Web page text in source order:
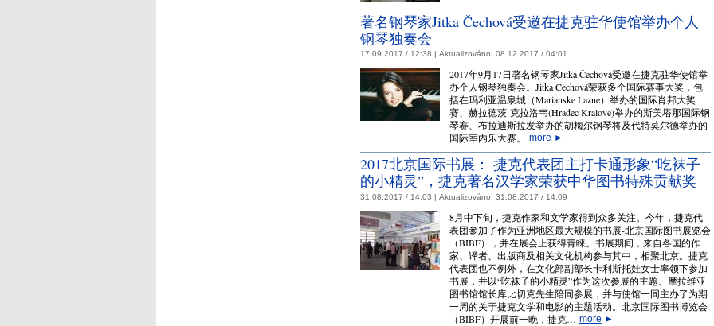
著名钢琴家Jitka Čechová受邀在捷克驻华使馆举办个人
钢琴独奏会
17.09.2017 / 12:38 | Aktualizováno: 08.12.2017 / 04:01
2017年9月17日著名钢琴家Jitka Čechová受邀在捷克驻华使馆举
办个人钢琴独奏会。Jitka Čechová荣获多个国际赛事大奖，包
括在玛利亚温泉城（Marianske Lazne）举办的国际肖邦大奖
赛、赫拉德茨-克拉洛韦(Hradec Kralove)举办的斯美塔那国际钢
琴赛、布拉迪斯拉发举办的胡梅尔钢琴将及代特莫尔德举办的
国际室内乐大赛。
more ►
2017北京国际书展： 捷克代表团主打卡通形象“吃袜子
的小精灵”，捷克著名汉学家荣获中华图书特殊贡献奖
31.08.2017 / 14:03 | Aktualizováno: 31.08.2017 / 14:09
8月中下旬，捷克作家和文学家得到众多关注。今年，捷克代
表团参加了作为亚洲地区最大规模的书展-北京国际图书展览会
（BIBF），并在展会上获得青睐。书展期间，来自各国的作
家、译者、出版商及相关文化机构参与其中，相聚北京。捷克
代表团也不例外，在文化部副部长卡利斯托娃女士率领下参加
书展，并以“吃袜子的小精灵”作为这次参展的主题。摩拉维亚
图书馆馆长库比切克先生陪同参展，并与使馆一同主办了为期
一周的关于捷克文学和电影的主题活动。北京国际图书博览会
（BIBF）开展前一晚，捷克… more ►